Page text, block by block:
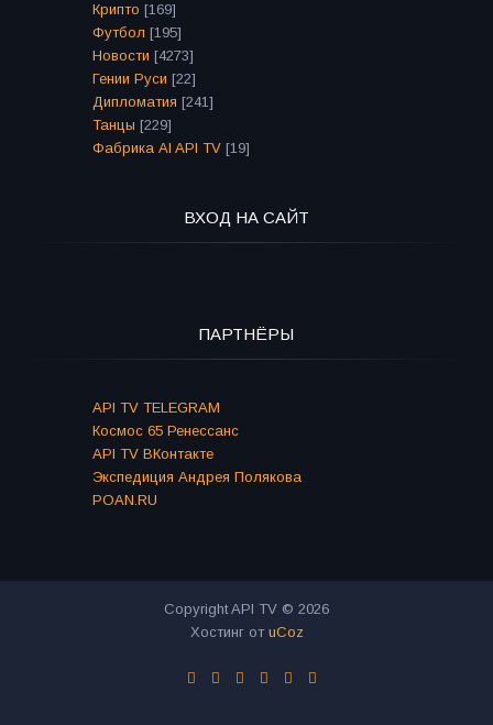
Крипто [169]
Футбол [195]
Новости [4273]
Гении Руси [22]
Дипломатия [241]
Танцы [229]
Фабрика AI API TV [19]
ВХОД НА САЙТ
ПАРТНЁРЫ
API TV TELEGRAM
Космос 65 Ренессанс
API TV ВКонтакте
Экспедиция Андрея Полякова
POAN.RU
Copyright API TV © 2026
Хостинг от uCoz